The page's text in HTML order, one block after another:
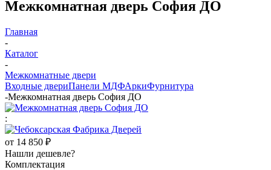
Межкомнатная дверь София ДО
Главная
-
Каталог
-
Межкомнатные двери
Входные двериПанели МДФАркиФурнитура
-Межкомнатная дверь София ДО
:
от 14 850 ₽
Нашли дешевле?
Комплектация